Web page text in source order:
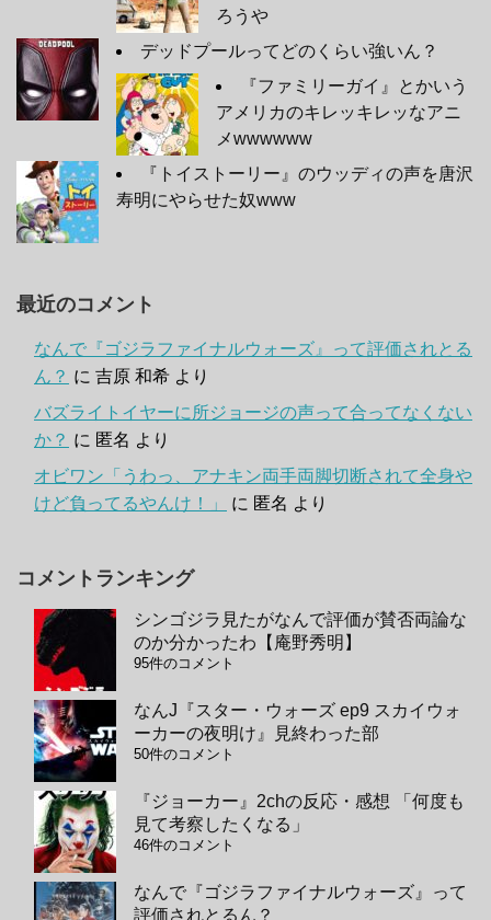
ろうや
デッドプールってどのくらい強いん？
『ファミリーガイ』とかいう
アメリカのキレッキレッなアニ
メwwwwww
『トイストーリー』のウッディの声を唐沢
寿明にやらせた奴www
最近のコメント
なんで『ゴジラファイナルウォーズ』って評価されとる
ん？ に 吉原 和希 より
バズライトイヤーに所ジョージの声って合ってなくない
か？ に 匿名 より
オビワン「うわっ、アナキン両手両脚切断されて全身や
けど負ってるやんけ！」
に 匿名 より
コメントランキング
シンゴジラ見たがなんで評価が賛否両論な
のか分かったわ【庵野秀明】
95件のコメント
なんJ『スター・ウォーズ ep9 スカイウォ
ーカーの夜明け』見終わった部
50件のコメント
『ジョーカー』2chの反応・感想 「何度も
見て考察したくなる」
46件のコメント
なんで『ゴジラファイナルウォーズ』って
評価されとるん？